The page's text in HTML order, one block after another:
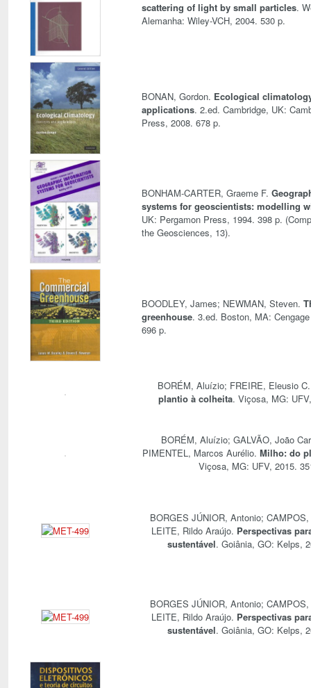
scattering of light by small particles.
Alemanha: Wiley-VCH, 2004. 530 p.
BONAN, Gordon. Ecological
applications. 2.ed. Cambridge, UK:
Press, 2008. 678 p.
BONHAM-CARTER, Graeme F.
systems for geoscientists: modelling
UK: Pergamon Press, 1994. 398 p.
the Geosciences, 13).
BOODLEY, James; NEWMAN, Steven.
greenhouse. 3.ed. Boston, MA:
696 p.
BORÉM, Aluízio; FREIRE, Eleusio
plantio à colheita. Viçosa, MG:
BORÉM, Aluízio; GALVÃO, João
PIMENTEL, Marcos Aurélio. Milho: do
Viçosa, MG: UFV, 2015.
BORGES JÚNIOR, Antonio;
LEITE, Rildo Araújo. Perspectivas
sustentável. Goiânia, GO: Kelps,
BORGES JÚNIOR, Antonio;
LEITE, Rildo Araújo. Perspectivas
sustentável. Goiânia, GO: Kelps,